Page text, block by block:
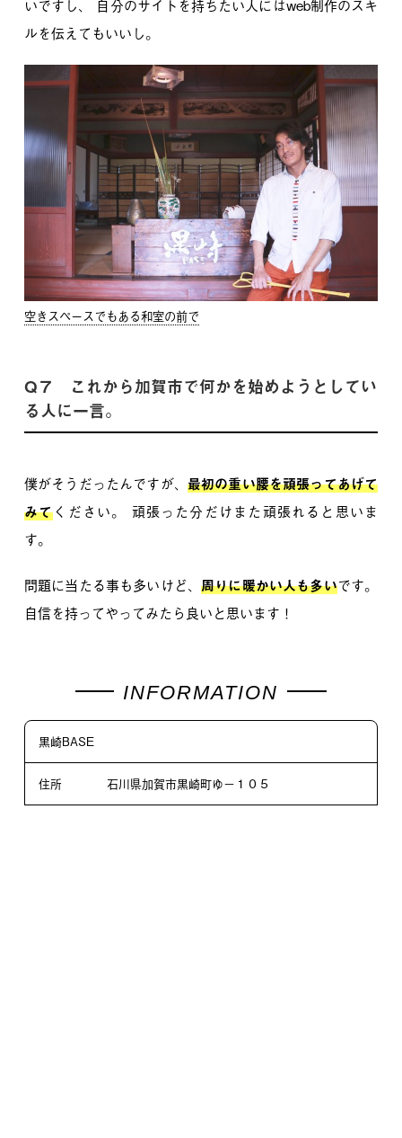
いですし、
自分のサイトを持ちたい人にはweb制作のスキ
ルを伝えてもいいし。
空きスペースでもある和室の前で
Q７ これから加賀市で何かを始めようとしてい
る人に一言。
僕がそうだったんですが、 最初の重い腰を頑張ってあげて
みてください。
頑張った分だけまた頑張れると思いま
す。
問題に当たる事も多いけど、周りに暖かい人も多いです。
自信を持ってやってみたら良いと思います！
黒崎BASE
住所 石川県加賀市黒崎町ゆ−１０５